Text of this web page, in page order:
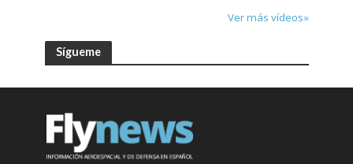
Ver más vídeos»
Sígueme